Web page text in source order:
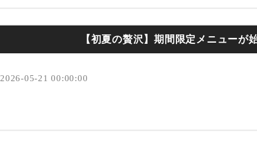
【初夏の贅沢】期間限定メニューが
2026-05-21 00:00:00